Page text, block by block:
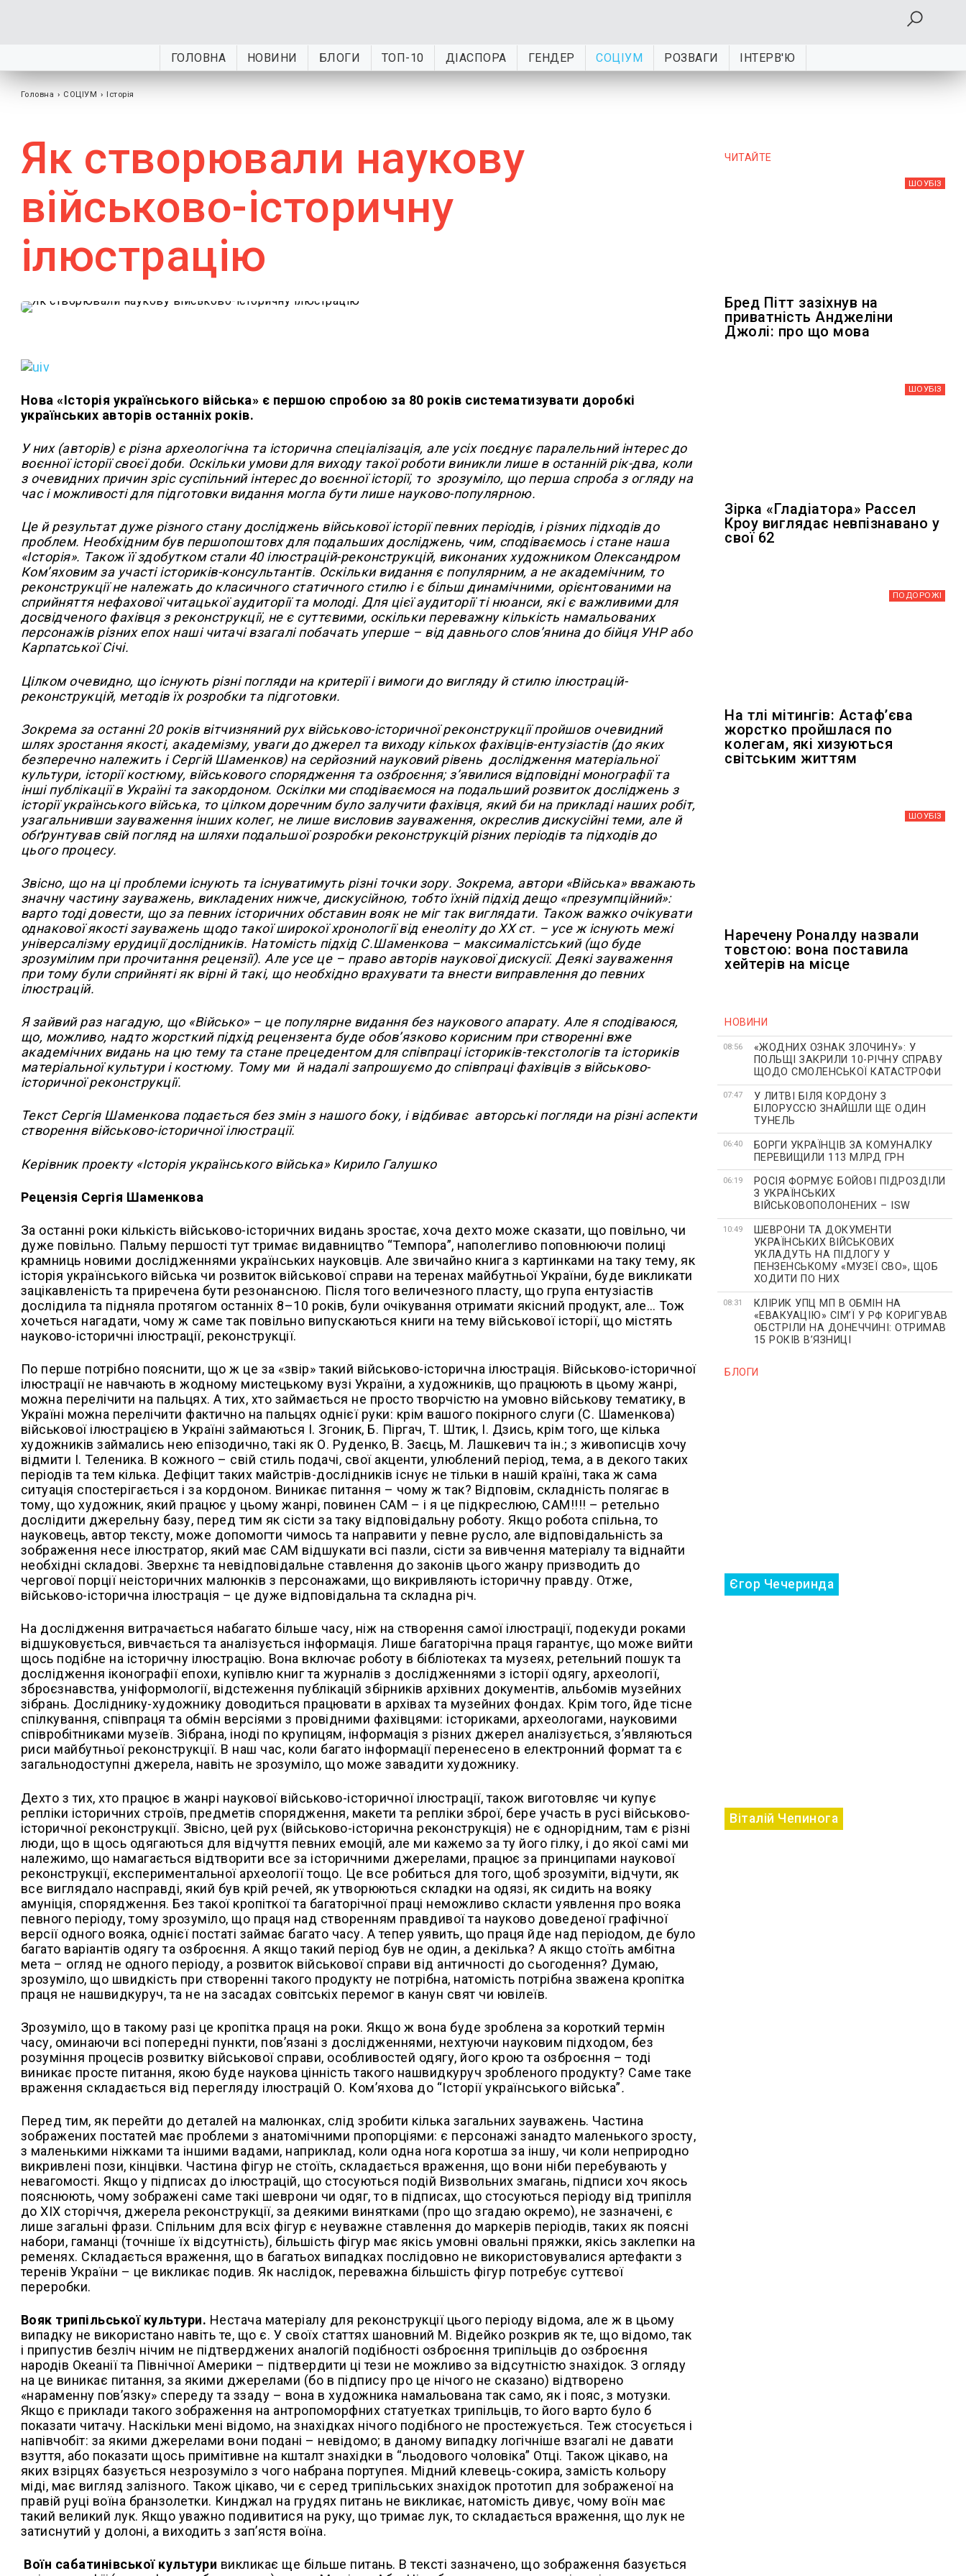
ГОЛОВНА НОВИНИ БЛОГИ ТОП-10 ДІАСПОРА ГЕНДЕР СОЦІУМ РОЗВАГИ ІНТЕРВ'Ю
Головна › СОЦІУМ › Історія
Як створювали наукову
військово-історичну
ілюстрацію
Нова «Історія українського війська» є першою спробою за 80 років систематизувати доробкі
українських авторів останніх років.
У них (авторів) є різна археологічна та історична спеціалізація, але усіх поєднує паралельний інтерес до
воєнної історії своєї доби. Оскільки умови для виходу такої роботи виникли лише в останній рік-два, коли
з очевидних причин зріс суспільний інтерес до воєнної історії, то зрозуміло, що перша спроба з огляду на
час і можливості для підготовки видання могла бути лише науково-популярною.
Це й результат дуже різного стану досліджень військової історії певних періодів, і різних підходів до
проблем. Необхідним був першопоштовх для подальших досліджень, чим, сподіваємось і стане наша
«Історія». Також її здобутком стали 40 ілюстрацій-реконструкцій, виконаних художником Олександром
Ком’яховим за участі істориків-консультантів. Оскільки видання є популярним, а не академічним, то
реконструкції не належать до класичного статичного стилю і є більш динамічними, орієнтованими на
сприйняття нефахової читацької аудиторії та молоді. Для цієї аудиторії ті нюанси, які є важливими для
досвідченого фахівця з реконструкції, не є суттєвими, оскільки переважну кількість намальованих
персонажів різних епох наші читачі взагалі побачать уперше – від давнього слов’янина до бійця УНР або
Карпатської Січі.
Цілком очевидно, що існують різні погляди на критерії і вимоги до вигляду й стилю ілюстрацій-
реконструкцій, методів їх розробки та підготовки.
Зокрема за останні 20 років вітчизняний рух військово-історичної реконструкції пройшов очевидний
шлях зростання якості, академізму, уваги до джерел та виходу кількох фахівців-ентузіастів (до яких
безперечно належить і Сергій Шаменков) на серйозний науковий рівень дослідження матеріальної
культури, історії костюму, військового спорядження та озброєння; з’явилися відповідні монографії та
інші публікації в Україні та закордоном. Оскілки ми сподіваємося на подальший розвиток досліджень з
історії українського війська, то цілком доречним було залучити фахівця, який би на прикладі наших робіт,
узагальнивши зауваження інших колег, не лише висловив зауваження, окреслив дискусійні теми, але й
обґрунтував свій погляд на шляхи подальшої розробки реконструкцій різних періодів та підходів до
цього процесу.
Звісно, що на ці проблеми існують та існуватимуть різні точки зору. Зокрема, автори «Війська» вважають
значну частину зауважень, викладених нижче, дискусійною, тобто їхній підхід дещо «презумпційний»:
варто тоді довести, що за певних історичних обставин вояк не міг так виглядати. Також важко очікувати
однакової якості зауважень щодо такої широкої хронології від енеоліту до ХХ ст. – усе ж існують межі
універсалізму ерудиції дослідників. Натомість підхід С.Шаменкова – максималістський (що буде
зрозумілим при прочитання рецензії). Але усе це – право авторів наукової дискусії. Деякі зауваження
при тому були сприйняті як вірні й такі, що необхідно врахувати та внести виправлення до певних
ілюстрацій.
Я зайвий раз нагадую, що «Військо» – це популярне видання без наукового апарату. Але я сподіваюся,
що, можливо, надто жорсткий підхід рецензента буде обов’язково корисним при створенні вже
академічних видань на цю тему та стане прецедентом для співпраці істориків-текстологів та істориків
матеріальної культури і костюму. Тому ми й надалі запрошуємо до співпраці фахівців з військово-
історичної реконструкції.
Текст Сергія Шаменкова подається без змін з нашого боку, і відбиває авторські погляди на різні аспекти
створення військово-історичної ілюстрації.
Керівник проекту «Історія українського війська» Кирило Галушко
Рецензія Сергія Шаменкова
За останні роки кількість військово-історичних видань зростає, хоча дехто може сказати, що повільно, чи
дуже повільно. Пальму першості тут тримає видавництво “Темпора”, наполегливо поповнюючи полиці
крамниць новими дослідженнями українських науковців. Але звичайно книга з картинками на таку тему, як
історія українського війська чи розвиток військової справи на теренах майбутньої України, буде викликати
зацікавленість та приречена бути резонансною. Після того величезного пласту, що група ентузіастів
дослідила та підняла протягом останніх 8–10 років, були очікування отримати якісний продукт, але… Тож
хочеться нагадати, чому ж саме так повільно випускаються книги на тему військової історії, що містять
науково-історичні ілюстрації, реконструкції.
По перше потрібно пояснити, що ж це за «звір» такий військово-історична ілюстрація. Військово-історичної
ілюстрації не навчають в жодному мистецькому вузі України, а художників, що працюють в цьому жанрі,
можна перелічити на пальцях. А тих, хто займається не просто творчістю на умовно військову тематику, в
Україні можна перелічити фактично на пальцях однієї руки: крім вашого покірного слуги (С. Шаменкова)
військової ілюстрацією в Україні займаються І. Згоник, Б. Піргач, Т. Штик, І. Дзись, крім того, ще кілька
художників займались нею епізодично, такі як О. Руденко, В. Заєць, М. Лашкевич та ін.; з живописців хочу
відмити І. Теленика. В кожного – свій стиль подачі, свої акценти, улюблений період, тема, а в декого таких
періодів та тем кілька. Дефіцит таких майстрів-дослідників існує не тільки в нашій країні, така ж сама
ситуація спостерігається і за кордоном. Виникає питання – чому ж так? Відповім, складність полягає в
тому, що художник, який працює у цьому жанрі, повинен САМ – і я це підкреслюю, САМ!!!! – ретельно
дослідити джерельну базу, перед тим як сісти за таку відповідальну роботу. Якщо робота спільна, то
науковець, автор тексту, може допомогти чимось та направити у певне русло, але відповідальність за
зображення несе ілюстратор, який має САМ відшукати всі пазли, сісти за вивчення матеріалу та віднайти
необхідні складові. Зверхнє та невідповідальне ставлення до законів цього жанру призводить до
чергової порції неісторичних малюнків з персонажами, що викривляють історичну правду. Отже,
військово-історична ілюстрація – це дуже відповідальна та складна річ.
На дослідження витрачається набагато більше часу, ніж на створення самої ілюстрації, подекуди роками
відшуковується, вивчається та аналізується інформація. Лише багаторічна праця гарантує, що може вийти
щось подібне на історичну ілюстрацію. Вона включає роботу в бібліотеках та музеях, ретельний пошук та
дослідження іконографії епохи, купівлю книг та журналів з дослідженнями з історії одягу, археології,
зброєзнавства, уніформології, відстеження публікацій збірників архівних документів, альбомів музейних
зібрань. Досліднику-художнику доводиться працювати в архівах та музейних фондах. Крім того, йде тісне
спілкування, співпраця та обмін версіями з провідними фахівцями: істориками, археологами, науковими
співробітниками музеїв. Зібрана, іноді по крупицям, інформація з різних джерел аналізується, з’являються
риси майбутньої реконструкції. В наш час, коли багато інформації перенесено в електронний формат та є
загальнодоступні джерела, навіть не зрозуміло, що може завадити художнику.
Дехто з тих, хто працює в жанрі наукової військово-історичної ілюстрації, також виготовляє чи купує
репліки історичних строїв, предметів спорядження, макети та репліки зброї, бере участь в русі військово-
історичної реконструкції. Звісно, цей рух (військово-історична реконструкція) не є однорідним, там є різні
люди, що в щось одягаються для відчуття певних емоцій, але ми кажемо за ту його гілку, і до якої самі ми
належимо, що намагається відтворити все за історичними джерелами, працює за принципами наукової
реконструкції, експериментальної археології тощо. Це все робиться для того, щоб зрозуміти, відчути, як
все виглядало насправді, який був крій речей, як утворюються складки на одязі, як сидить на вояку
амуніція, спорядження. Без такої кропіткої та багаторічної праці неможливо скласти уявлення про вояка
певного періоду, тому зрозуміло, що праця над створенням правдивої та науково доведеної графічної
версії одного вояка, однієї постаті займає багато часу. А тепер уявить, що праця йде над періодом, де було
багато варіантів одягу та озброєння. А якщо такий період був не один, а декілька? А якщо стоїть амбітна
мета – огляд не одного періоду, а розвиток військової справи від античності до сьогодення? Думаю,
зрозуміло, що швидкість при створенні такого продукту не потрібна, натомість потрібна зважена кропітка
праця не нашвидкуруч, та не на засадах совітськіх перемог в канун свят чи ювілеїв.
Зрозуміло, що в такому разі це кропітка праця на роки. Якщо ж вона буде зроблена за короткий термін
часу, оминаючи всі попередні пункти, пов’язані з дослідженнями, нехтуючи науковим підходом, без
розуміння процесів розвитку військової справи, особливостей одягу, його крою та озброєння – тоді
виникає просте питання, якою буде наукова цінність такого нашвидкуруч зробленого продукту? Саме таке
враження складається від перегляду ілюстрацій О. Ком’яхова до “Історії українського війська”.
Перед тим, як перейти до деталей на малюнках, слід зробити кілька загальних зауважень. Частина
зображених постатей має проблеми з анатомічними пропорціями: є персонажі занадто маленького зросту,
з маленькими ніжками та іншими вадами, наприклад, коли одна нога коротша за іншу, чи коли неприродно
викривлені пози, кінцівки. Частина фігур не стоїть, складається враження, що вони ніби перебувають у
невагомості. Якщо у підписах до ілюстрацій, що стосуються подій Визвольних змагань, підписи хоч якось
пояснюють, чому зображені саме такі шеврони чи одяг, то в підписах, що стосуються періоду від трипілля
до ХІХ сторіччя, джерела реконструкції, за деякими винятками (про що згадаю окремо), не зазначені, є
лише загальні фрази. Спільним для всіх фігур є неуважне ставлення до маркерів періодів, таких як поясні
набори, гаманці (точніше їх відсутність), більшість фігур має якісь умовні овальні пряжки, якісь заклепки на
ременях. Складається враження, що в багатьох випадках послідовно не використовувалися артефакти з
теренів України – це викликає подив. Як наслідок, переважна більшість фігур потребує суттєвої
переробки.
Вояк трипільської культури. Нестача матеріалу для реконструкції цього періоду відома, але ж в цьому
випадку не використано навіть те, що є. У своїх статтях шановний М. Відейко розкрив як те, що відомо, так
і припустив безліч нічим не підтверджених аналогій подібності озброєння трипільців до озброєння
народів Океанії та Північної Америки – підтвердити ці тези не можливо за відсутністю знахідок. З огляду
на це виникає питання, за якими джерелами (бо в підпису про це нічого не сказано) відтворено
«нараменну пов’язку» спереду та ззаду – вона в художника намальована так само, як і пояс, з мотузки.
Якщо є приклади такого зображення на антропоморфних статуетках трипільців, то його варто було б
показати читачу. Наскільки мені відомо, на знахідках нічого подібного не простежується. Теж стосується і
напівчобіт: за якими джерелами вони подані – невідомо; в даному випадку логічніше взагалі не давати
взуття, або показати щось примітивне на кшталт знахідки в “льодового чоловіка” Отці. Також цікаво, на
яких взірцях базується незрозуміло з чого набрана портупея. Мідний клевець-сокира, замість кольору
міді, має вигляд залізного. Також цікаво, чи є серед трипільських знахідок прототип для зображеної на
правій руці воїна бранзолетки. Кинджал на грудях питань не викликає, натомість дивує, чому воїн має
такий великий лук. Якщо уважно подивитися на руку, що тримає лук, то складається враження, що лук не
затиснутий у долоні, а виходить з зап’ястя воїна.
Воїн сабатинівської культури викликає ще більше питань. В тексті зазначено, що зображення базується
ЧИТАЙТЕ
ШОУБIЗ
Бред Пітт зазіхнув на
приватність Анджеліни
Джолі: про що мова
ШОУБIЗ
Зірка «Гладіатора» Рассел
Кроу виглядає невпізнавано у
свої 62
ПОДОРОЖІ
На тлі мітингів: Астафʼєва
жорстко пройшлася по
колегам, які хизуються
світським життям
ШОУБIЗ
Наречену Роналду назвали
товстою: вона поставила
хейтерів на місце
НОВИНИ
08:56
«ЖОДНИХ ОЗНАК ЗЛОЧИНУ»: У
ПОЛЬЩІ ЗАКРИЛИ 10-РІЧНУ СПРАВУ
ЩОДО СМОЛЕНСЬКОЇ КАТАСТРОФИ
07:47
У ЛИТВІ БІЛЯ КОРДОНУ З
БІЛОРУССЮ ЗНАЙШЛИ ЩЕ ОДИН
ТУНЕЛЬ
06:40
БОРГИ УКРАЇНЦІВ ЗА КОМУНАЛКУ
ПЕРЕВИЩИЛИ 113 МЛРД ГРН
06:19
РОСІЯ ФОРМУЄ БОЙОВІ ПІДРОЗДІЛИ
З УКРАЇНСЬКИХ
ВІЙСЬКОВОПОЛОНЕНИХ – ISW
10:49
ШЕВРОНИ ТА ДОКУМЕНТИ
УКРАЇНСЬКИХ ВІЙСЬКОВИХ
УКЛАДУТЬ НА ПІДЛОГУ У
ПЕНЗЕНСЬКОМУ «МУЗЕЇ СВО», ЩОБ
ХОДИТИ ПО НИХ
08:31
КЛІРИК УПЦ МП В ОБМІН НА
«ЕВАКУАЦІЮ» СІМʼЇ У РФ КОРИГУВАВ
ОБСТРІЛИ НА ДОНЕЧЧИНІ: ОТРИМАВ
15 РОКІВ ВʼЯЗНИЦІ
БЛОГИ
Єгор Чечеринда
Віталій Чепинога